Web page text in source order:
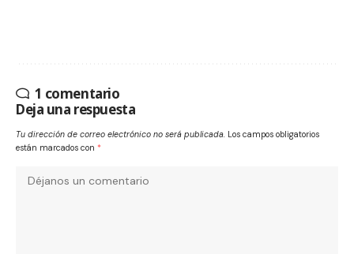
1 comentario
Deja una respuesta
Tu dirección de correo electrónico no será publicada. Los campos obligatorios
están marcados con *